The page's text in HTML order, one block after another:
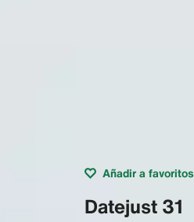
Añadir a favoritos
Datejust 31